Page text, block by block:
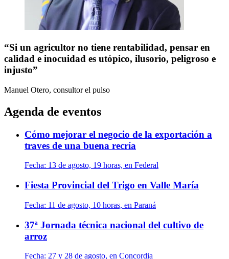
“Si un agricultor no tiene rentabilidad, pensar en
calidad e inocuidad es utópico, ilusorio, peligroso e
injusto”
Manuel Otero, consultor el pulso
Agenda de eventos
Cómo mejorar el negocio de la exportación a
traves de una buena recría
Fecha: 13 de agosto, 19 horas, en Federal
Fiesta Provincial del Trigo en Valle María
Fecha: 11 de agosto, 10 horas, en Paraná
37ª Jornada técnica nacional del cultivo de
arroz
Fecha: 27 y 28 de agosto, en Concordia